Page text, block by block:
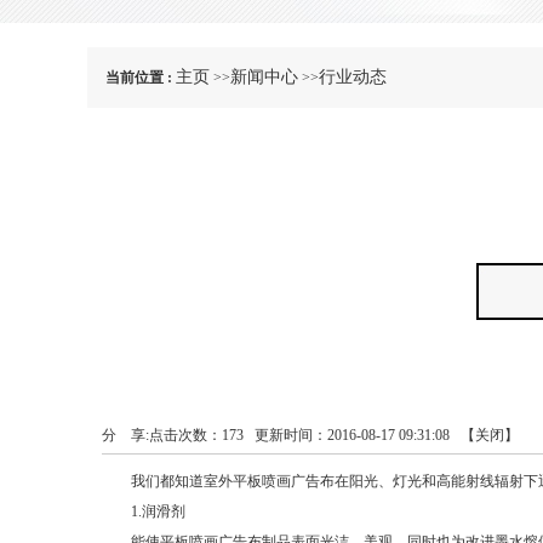
当前位置 : 主页 >>新闻中心 >>行业动态
点击次数： 173 更新时间：2016-08-17 09:31:08 【 关闭 】
分 享:
我们都知道室外平板喷画广告布在阳光、灯光和高能射线辐射下
1.润滑剂